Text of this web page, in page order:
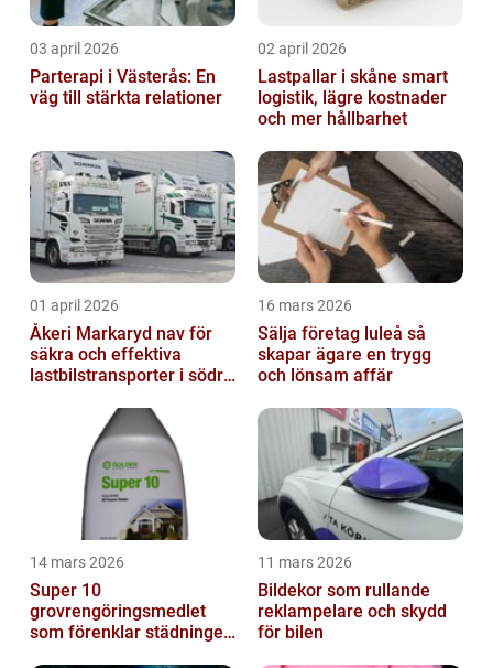
03 april 2026
Parterapi i Västerås: En
väg till stärkta relationer
02 april 2026
Lastpallar i skåne smart
logistik, lägre kostnader
och mer hållbarhet
01 april 2026
Åkeri Markaryd nav för
säkra och effektiva
lastbilstransporter i södra
16 mars 2026
Sälja företag luleå så
skapar ägare en trygg
och lönsam affär
14 mars 2026
Super 10
grovrengöringsmedlet
som förenklar städningen
11 mars 2026
Bildekor som rullande
reklampelare och skydd
för bilen